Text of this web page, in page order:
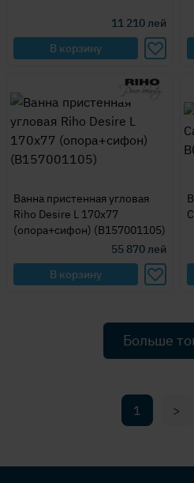
11 210лей
В корзину
Ванна пристенная угловая
Riho Desire L 170x77
(опора+сифон) (B157001105)
55 870лей
В корзину
Больше
1 >